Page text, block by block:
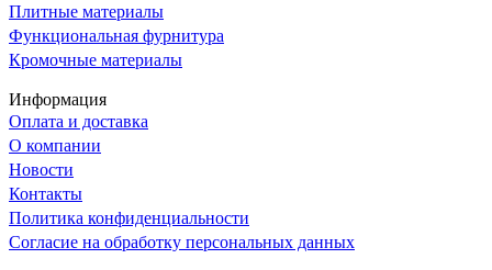
Плитные материалы
Функциональная фурнитура
Кромочные материалы
Информация
Оплата и доставка
О компании
Новости
Контакты
Политика конфиденциальности
Согласие на обработку персональных данных